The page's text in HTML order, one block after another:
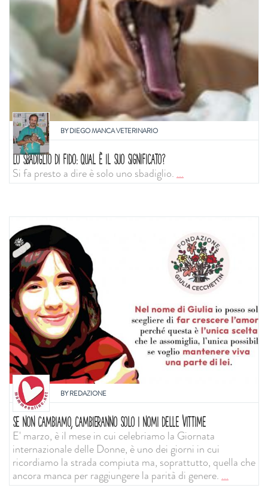
BYDIEGO MANCA VETERINARIO
LO SBADIGLIO DI FIDO: QUAL È IL SUO SIGNIFICATO?
Si fa presto a dire è solo uno sbadiglio....
BYREDAZIONE
SE NON CAMBIAMO, CAMBIERANNO SOLO I NOMI DELLE VITTIME
E' marzo, è il mese in cui celebriamo la Giornata
internazionale delle Donne, è uno dei giorni in cui
ricordiamo la strada compiuta ma, soprattutto, quella che
ancora manca per raggiungere la parità di genere. ...